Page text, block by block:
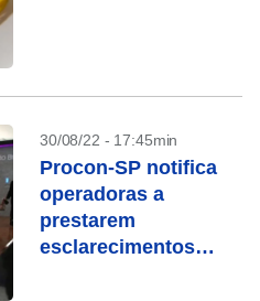
30/08/22 - 17:45min
Procon-SP notifica
operadoras a
prestarem
esclarecimentos